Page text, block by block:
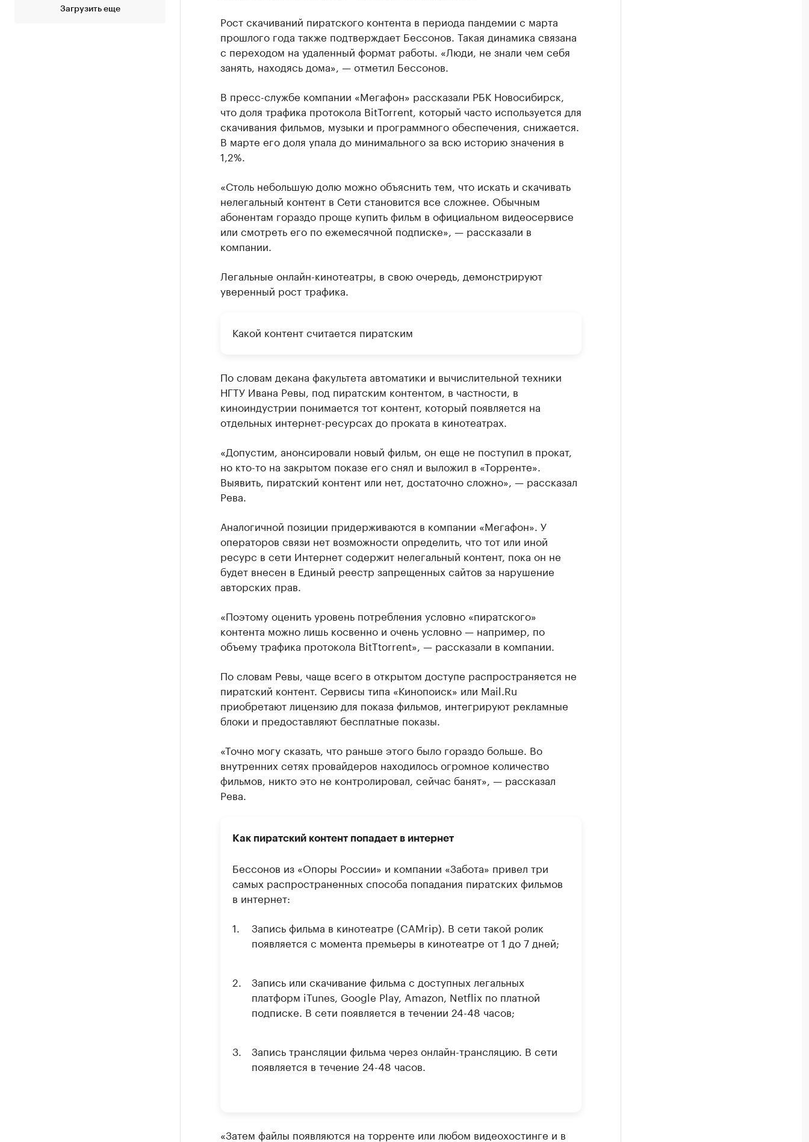
Загрузить еще
Рост скачиваний пиратского контента в периода пандемии с марта
прошлого года также подтверждает Бессонов. Такая динамика связана
с переходом на удаленный формат работы. «Люди, не знали чем себя
занять, находясь дома», — отметил Бессонов.
В пресс-службе компании «Мегафон» рассказали РБК Новосибирск,
что доля трафика протокола BitTorrent, который часто используется для
скачивания фильмов, музыки и программного обеспечения, снижается.
В марте его доля упала до минимального за всю историю значения в
1,2%.
«Столь небольшую долю можно объяснить тем, что искать и скачивать
нелегальный контент в Сети становится все сложнее. Обычным
абонентам гораздо проще купить фильм в официальном видеосервисе
или смотреть его по ежемесячной подписке», — рассказали в
компании.
Легальные онлайн-кинотеатры, в свою очередь, демонстрируют
уверенный рост трафика.
Какой контент считается пиратским
По словам декана факультета автоматики и вычислительной техники
НГТУ Ивана Ревы, под пиратским контентом, в частности, в
киноиндустрии понимается тот контент, который появляется на
отдельных интернет-ресурсах до проката в кинотеатрах.
«Допустим, анонсировали новый фильм, он еще не поступил в прокат,
но кто-то на закрытом показе его снял и выложил в «Торренте».
Выявить, пиратский контент или нет, достаточно сложно», — рассказал
Рева.
Аналогичной позиции придерживаются в компании «Мегафон». У
операторов связи нет возможности определить, что тот или иной
ресурс в сети Интернет содержит нелегальный контент, пока он не
будет внесен в Единый реестр запрещенных сайтов за нарушение
авторских прав.
«Поэтому оценить уровень потребления условно «пиратского»
контента можно лишь косвенно и очень условно — например, по
объему трафика протокола BitTtorrent», — рассказали в компании.
По словам Ревы, чаще всего в открытом доступе распространяется не
пиратский контент. Сервисы типа «Кинопоиск» или Mail.Ru
приобретают лицензию для показа фильмов, интегрируют рекламные
блоки и предоставляют бесплатные показы.
«Точно могу сказать, что раньше этого было гораздо больше. Во
внутренних сетях провайдеров находилось огромное количество
фильмов, никто это не контролировал, сейчас банят», — рассказал
Рева.
Как пиратский контент попадает в интернет
Бессонов из «Опоры России» и компании «Забота» привел три
самых распространенных способа попадания пиратских фильмов
в интернет:
Запись фильма в кинотеатре (CAMrip). В сети такой ролик
появляется с момента премьеры в кинотеатре от 1 до 7 дней;
Запись или скачивание фильма с доступных легальных
платформ iTunes, Google Play, Amazon, Netflix по платной
подписке. В сети появляется в течении 24-48 часов;
Запись трансляции фильма через онлайн-трансляцию. В сети
появляется в течение 24-48 часов.
«Затем файлы появляются на торренте или любом видеохостинге и в